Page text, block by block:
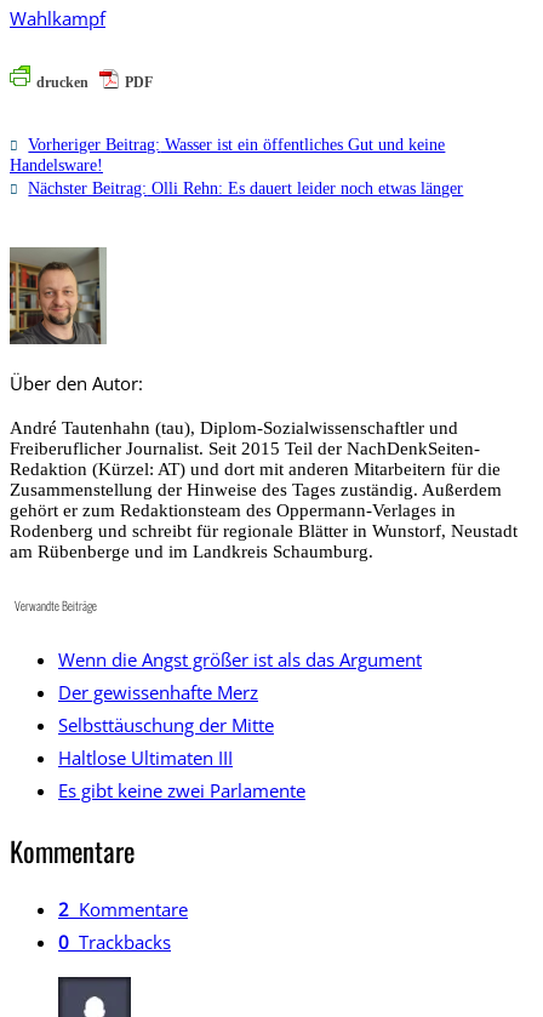
Wahlkampf
drucken PDF
Vorheriger Beitrag: Wasser ist ein öffentliches Gut und keine
Handelsware!
Nächster Beitrag: Olli Rehn: Es dauert leider noch etwas länger
Über den Autor:
André Tautenhahn (tau), Diplom-Sozialwissenschaftler und
Freiberuflicher Journalist. Seit 2015 Teil der NachDenkSeiten-
Redaktion (Kürzel: AT) und dort mit anderen Mitarbeitern für die
Zusammenstellung der Hinweise des Tages zuständig. Außerdem
gehört er zum Redaktionsteam des Oppermann-Verlages in
Rodenberg und schreibt für regionale Blätter in Wunstorf, Neustadt
am Rübenberge und im Landkreis Schaumburg.
Verwandte Beiträge
Wenn die Angst größer ist als das Argument
Der gewissenhafte Merz
Selbsttäuschung der Mitte
Haltlose Ultimaten III
Es gibt keine zwei Parlamente
Kommentare
2 Kommentare
0 Trackbacks